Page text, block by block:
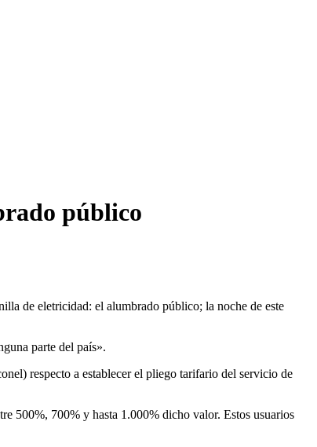
público
de eletricidad: el alumbrado público; la noche de este
parte del país».
respecto a establecer el pliego tarifario del servicio de
500%, 700% y hasta 1.000% dicho valor. Estos usuarios